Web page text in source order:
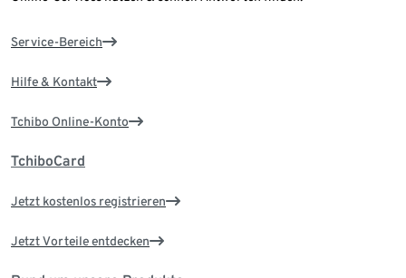
Service-Bereich
Hilfe & Kontakt
Tchibo Online-Konto
TchiboCard
Jetzt kostenlos registrieren
Jetzt Vorteile entdecken